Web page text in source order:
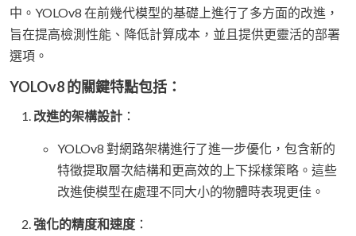
中。YOLOv8 在前幾代模型的基礎上進行了多方面的改進，
旨在提高檢測性能、降低計算成本，並且提供更靈活的部署
選項。
YOLOv8 的關鍵特點包括：
改進的架構設計 ：
YOLOv8 對網路架構進行了進一步優化，包含新的
特徵提取層次結構和更高效的上下採樣策略。這些
改進使模型在處理不同大小的物體時表現更佳。
強化的精度和速度 ：